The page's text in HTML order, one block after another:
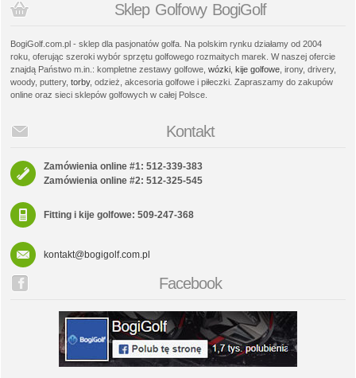
Sklep Golfowy BogiGolf
BogiGolf.com.pl - sklep dla pasjonatów golfa. Na polskim rynku działamy od 2004
roku, oferując szeroki wybór sprzętu golfowego rozmaitych marek. W naszej ofercie
znajdą Państwo m.in.: kompletne zestawy golfowe, wózki kije golfowe , irony, drivery,
woody, puttery, torby, odzież, akcesoria golfowe i piłeczki. Zapraszamy do zakupów
online oraz sieci sklepów golfowych w całej Polsce.
Kontakt
Zamówienia online #1: 512-339-383
Zamówienia online #2: 512-325-545
Fitting i kije golfowe: 509-247-368
kontakt@bogigolf.com.pl
Facebook